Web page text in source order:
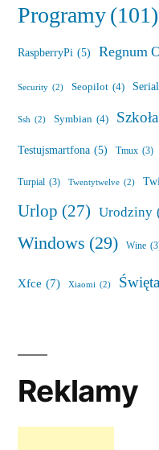
Programy(101)
RaspberryPi (5) Regnum
Security (2) Seopilot (4)
Ssh (2) Symbian (4) Szkoła
Testujsmartfona (5) Tmux (3)
Turpial (3) Twentytwelve (2)
Urlop (27) Urodziny
Windows (29) Wine
Xfce (7) Xiaomi (2) Święta
Reklamy